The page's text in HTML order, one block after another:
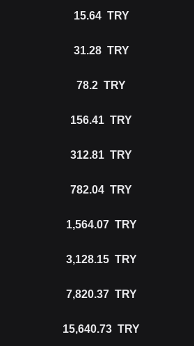
15.64 TRY
31.28 TRY
78.2 TRY
156.41 TRY
312.81 TRY
782.04 TRY
1,564.07 TRY
3,128.15 TRY
7,820.37 TRY
15,640.73 TRY